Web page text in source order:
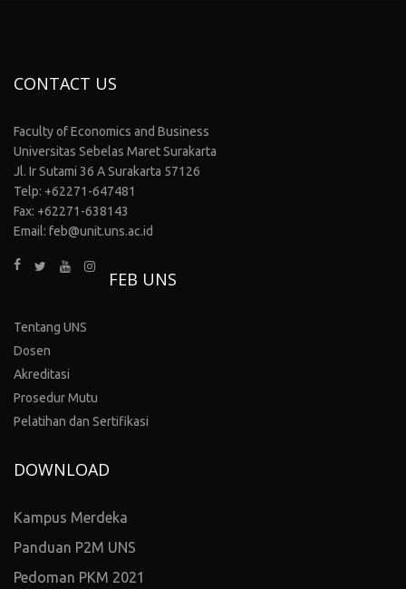
CONTACT US
Faculty of Economics and Business
Universitas Sebelas Maret Surakarta
Jl. Ir Sutami 36 A Surakarta 57126
Telp: +62271-647481
Fax: +62271-638143
Email: feb@unit.uns.ac.id
FEB UNS
Tentang UNS
Dosen
Akreditasi
Prosedur Mutu
Pelatihan dan Sertifikasi
DOWNLOAD
Kampus Merdeka
Panduan P2M UNS
Pedoman PKM 2021